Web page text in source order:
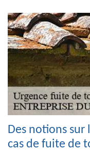
Des notions
cas de fuite de